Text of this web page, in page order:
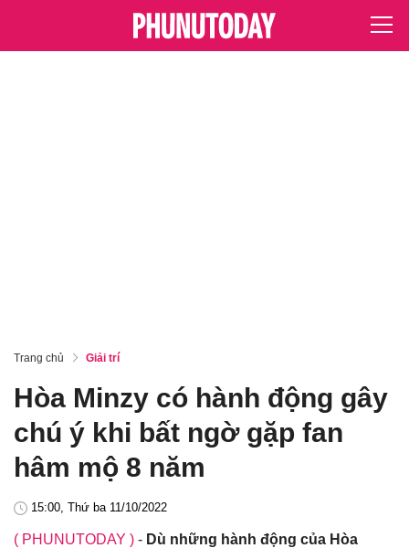
Trang chủ Giải trí
Hòa Minzy có hành động gây
chú ý khi bất ngờ gặp fan
hâm mộ 8 năm
15:00, Thứ ba 11/10/2022
( PHUNUTODAY ) - Dù những hành động của Hòa